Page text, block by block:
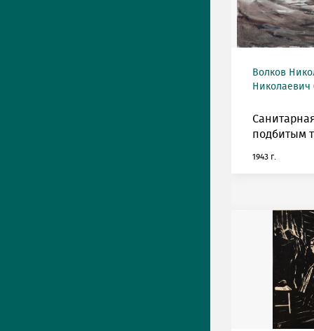
Волков
Николаевич
подбитым
1943 г.